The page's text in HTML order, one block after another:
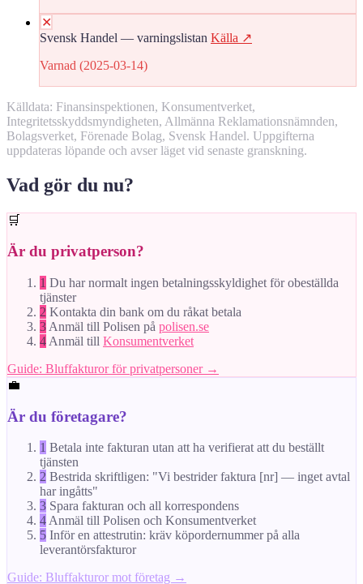
✕
Svensk Handel — varningslistan Källa ↗
Varnad (2025-03-14)
Källdata: Finansinspektionen, Konsumentverket,
Integritetsskyddsmyndigheten, Allmänna Reklamationsnämnden,
Bolagsverket, Förenade Bolag, Svensk Handel. Uppgifterna
uppdateras löpande och avser läget vid senaste granskning.
Vad gör du nu?
🛒
Är du privatperson?
1 Du har normalt ingen betalningsskyldighet för obeställda
tjänster
2 Kontakta din bank om du råkat betala
3 Anmäl till Polisen på polisen.se
4 Anmäl till Konsumentverket
Guide: Bluffakturor för privatpersoner →
💼
Är du företagare?
1 Betala inte fakturan utan att ha verifierat att du beställt
tjänsten
2 Bestrida skriftligen: "Vi bestrider faktura [nr] — inget avtal
har ingåtts"
3 Spara fakturan och all korrespondens
4 Anmäl till Polisen och Konsumentverket
5 Inför en attestrutin: kräv köpordernummer på alla
leverantörsfakturor
Guide: Bluffakturor mot företag →